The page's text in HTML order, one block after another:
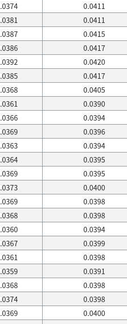
0.0411
0.0411
0.0415
0.0417
0.0420
0.0417
0.0405
0.0390
0.0394
0.0396
0.0394
0.0395
0.0395
0.0400
0.0398
0.0398
0.0394
0.0399
0.0398
0.0391
0.0398
0.0398
0.0400